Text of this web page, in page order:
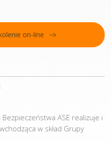
on-line
ASE realizuje i
w skład Grupy